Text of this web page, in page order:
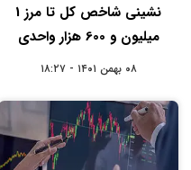
نشینی شاخص کل تا مرز 1
میلیون و 600 هزار واحدی
۰۸ بهمن ۱۴۰۱ - ۱۸:۲۷